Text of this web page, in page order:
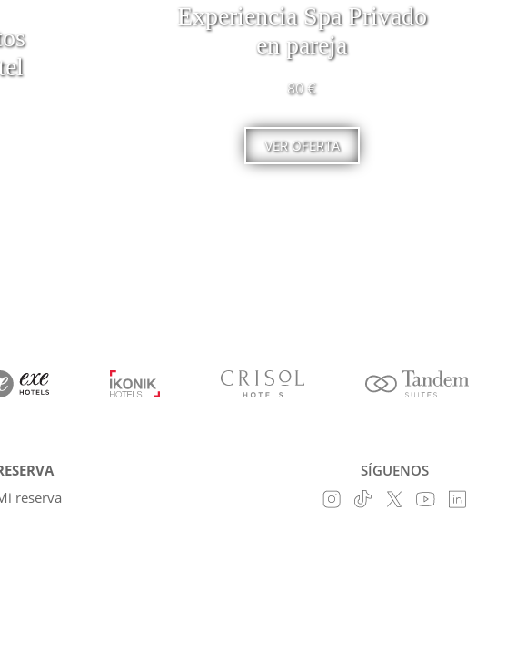
Experiencia Spa Privado
en pareja
80 €
VER OFERTA
reserva
SÍGUENOS